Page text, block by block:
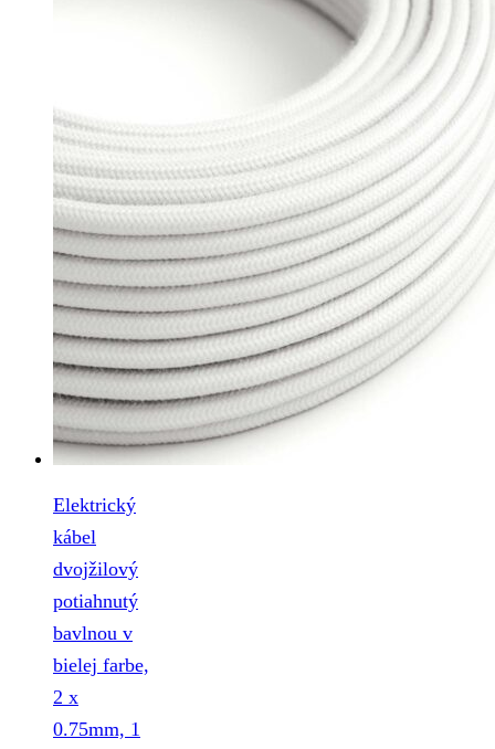
Elektrický
kábel
dvojžilový
potiahnutý
bavlnou v
bielej farbe,
2 x
0.75mm, 1